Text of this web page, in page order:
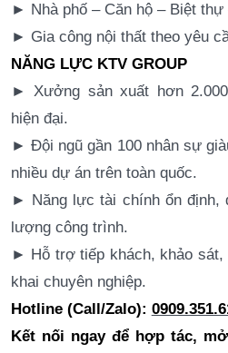
► Nhà phố – Căn hộ – Biệt thự
► Gia công nội thất theo yêu
NĂNG LỰC KTV GROUP
► Xưởng sản xuất hơn
hiện đại.
► Đội ngũ gần 100 nhân sự
nhiều dự án trên toàn quốc.
► Năng lực tài chính ổn định,
lượng công trình.
► Hỗ trợ tiếp khách, khảo
khai chuyên nghiệp.
Hotline (Call/Zalo):
Kết nối ngay để hợp tác,